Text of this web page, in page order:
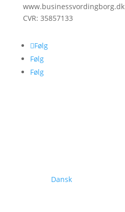
www.businessvordingborg.dk
CVR: 35857133
Følg
Følg
Følg
Dansk